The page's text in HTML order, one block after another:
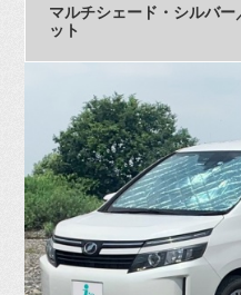
マルチシェード・シルバ
ット